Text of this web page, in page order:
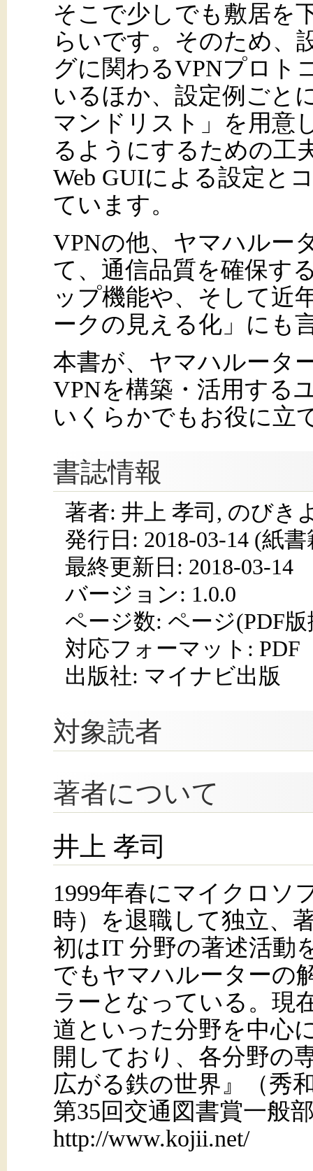
そこで少しでも敷居を
らいです。そのため、
グに関わるVPNプロト
いるほか、設定例ごと
マンドリスト」を用意
るようにするための工
Web GUIによる設定と
ています。
VPNの他、ヤマハルー
て、通信品質を確保す
ップ機能や、そして近
ークの見える化」にも
本書が、ヤマハルータ
VPNを構築・活用する
いくらかでもお役に立
書誌情報
著者: 井上 孝司, のびき
発行日: 2018-03-14(紙書
最終更新日: 2018-03-14
バージョン: 1.0.0
ページ数: ページ(PDF
対応フォーマット: PDF
出版社: マイナビ出版
対象読者
著者について
井上 孝司
1999年春にマイクロソ
時）を退職して独立、
初はIT 分野の著述活動
でもヤマハルーターの
ラーとなっている。現
道といった分野を中心
開しており、各分野の
広がる鉄の世界』（秀
第35回交通図書賞一般
http://www.kojii.net/